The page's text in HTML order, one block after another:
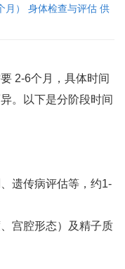
月） 身体检查与评估‌ 供
‌2-6个月‌，具体时间
。以下是分阶段时间
遗传病评估等，约1-
宫腔形态）及精子质